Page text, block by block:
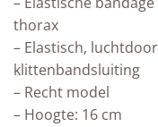
thorax
– Elastisch,
klittenbandsluiting
– Recht model
– Hoogte: 16 cm